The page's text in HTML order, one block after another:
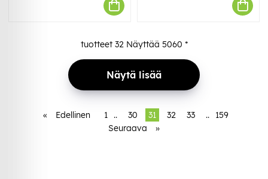
tuotteet 32Näyttää 5060 *
Näytä lisää
« Edellinen 1 .. 30 31 32 33 ..
159
Seuraava
»